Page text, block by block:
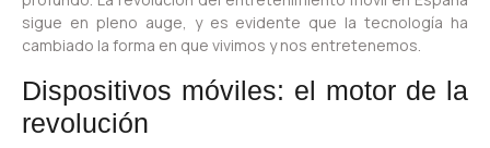
sigue en pleno auge, y es evidente que la tecnología ha
cambiado la forma en que vivimos y nos entretenemos.
Dispositivos móviles: el motor de la
revolución